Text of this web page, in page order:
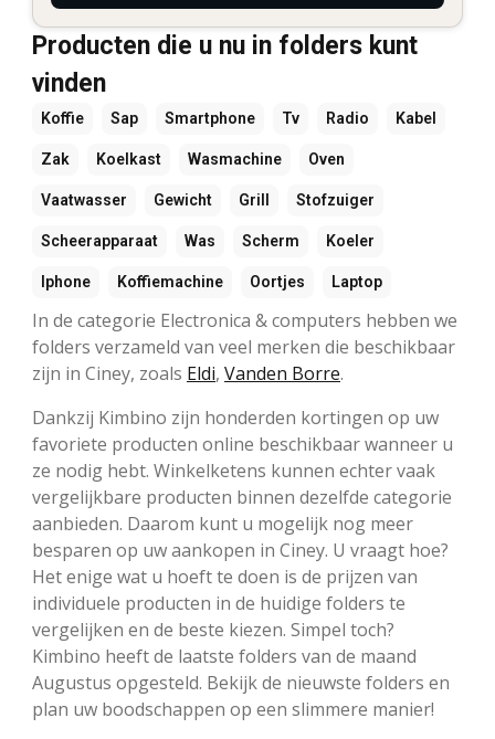
Producten die u nu in folders kunt
vinden
Koffie Sap Smartphone Tv Radio Kabel
Zak Koelkast Wasmachine Oven
Vaatwasser Gewicht Grill Stofzuiger
Scheerapparaat Was Scherm Koeler
Iphone Koffiemachine Oortjes Laptop
In de categorie Electronica & computers hebben we
folders verzameld van veel merken die beschikbaar
zijn in Ciney, zoals Eldi, Vanden Borre.
Dankzij Kimbino zijn honderden kortingen op uw
favoriete producten online beschikbaar wanneer u
ze nodig hebt. Winkelketens kunnen echter vaak
vergelijkbare producten binnen dezelfde categorie
aanbieden. Daarom kunt u mogelijk nog meer
besparen op uw aankopen in Ciney. U vraagt hoe?
Het enige wat u hoeft te doen is de prijzen van
individuele producten in de huidige folders te
vergelijken en de beste kiezen. Simpel toch?
Kimbino heeft de laatste folders van de maand
Augustus opgesteld. Bekijk de nieuwste folders en
plan uw boodschappen op een slimmere manier!